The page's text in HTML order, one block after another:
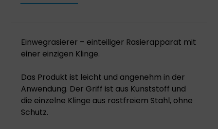
Einwegrasierer – einteiliger Rasierapparat mit
einer einzigen Klinge.
Das Produkt ist leicht und angenehm in der
Anwendung. Der Griff ist aus Kunststoff und
die einzelne Klinge aus rostfreiem Stahl, ohne
Schutz.